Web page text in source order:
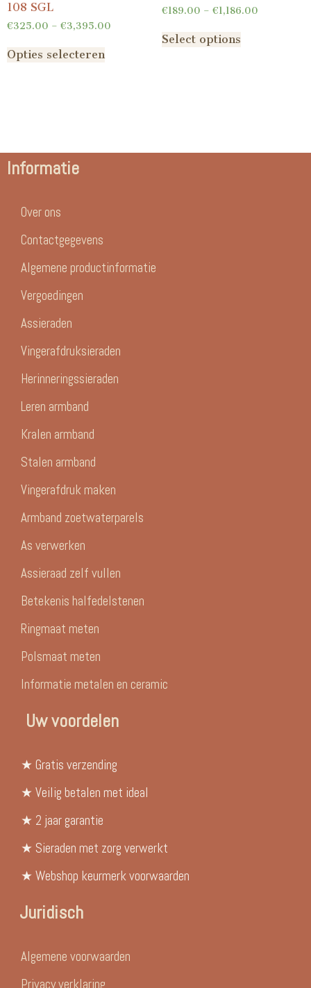
108 SGL
€325.00 – €3,395.00
Opties selecteren
€189.00 – €1,186.00
Select options
Informatie
Over ons
Contactgegevens
Algemene productinformatie
Vergoedingen
Assieraden
Vingerafdruksieraden
Herinneringssieraden
Leren armband
Kralen armband
Stalen armband
Vingerafdruk maken
Armband zoetwaterparels
As verwerken
Assieraad zelf vullen
Betekenis halfedelstenen
Ringmaat meten
Polsmaat meten
Informatie metalen en ceramic
Uw voordelen
★ Gratis verzending
★ Veilig betalen met ideal
★ 2 jaar garantie
★ Sieraden met zorg verwerkt
★ Webshop keurmerk voorwaarden
Juridisch
Algemene voorwaarden
Privacy verklaring